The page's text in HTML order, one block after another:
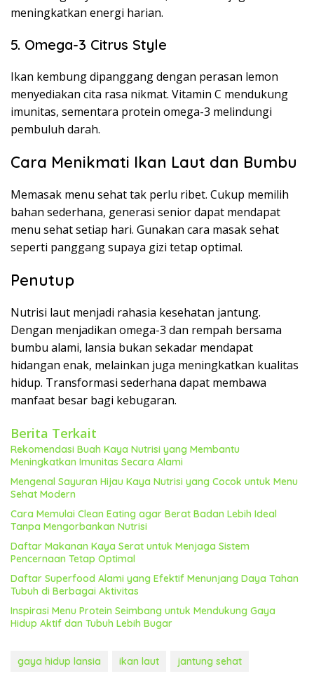
meningkatkan energi harian.
5. Omega-3 Citrus Style
Ikan kembung dipanggang dengan perasan lemon
menyediakan cita rasa nikmat. Vitamin C mendukung
imunitas, sementara protein omega-3 melindungi
pembuluh darah.
Cara Menikmati Ikan Laut dan Bumbu
Memasak menu sehat tak perlu ribet. Cukup memilih
bahan sederhana, generasi senior dapat mendapat
menu sehat setiap hari. Gunakan cara masak sehat
seperti panggang supaya gizi tetap optimal.
Penutup
Nutrisi laut menjadi rahasia kesehatan jantung.
Dengan menjadikan omega-3 dan rempah bersama
bumbu alami, lansia bukan sekadar mendapat
hidangan enak, melainkan juga meningkatkan kualitas
hidup. Transformasi sederhana dapat membawa
manfaat besar bagi kebugaran.
Berita Terkait
Rekomendasi Buah Kaya Nutrisi yang Membantu
Meningkatkan Imunitas Secara Alami
Mengenal Sayuran Hijau Kaya Nutrisi yang Cocok untuk Menu
Sehat Modern
Cara Memulai Clean Eating agar Berat Badan Lebih Ideal
Tanpa Mengorbankan Nutrisi
Daftar Makanan Kaya Serat untuk Menjaga Sistem
Pencernaan Tetap Optimal
Daftar Superfood Alami yang Efektif Menunjang Daya Tahan
Tubuh di Berbagai Aktivitas
Inspirasi Menu Protein Seimbang untuk Mendukung Gaya
Hidup Aktif dan Tubuh Lebih Bugar
gaya hidup lansia ikan laut
jantung sehat